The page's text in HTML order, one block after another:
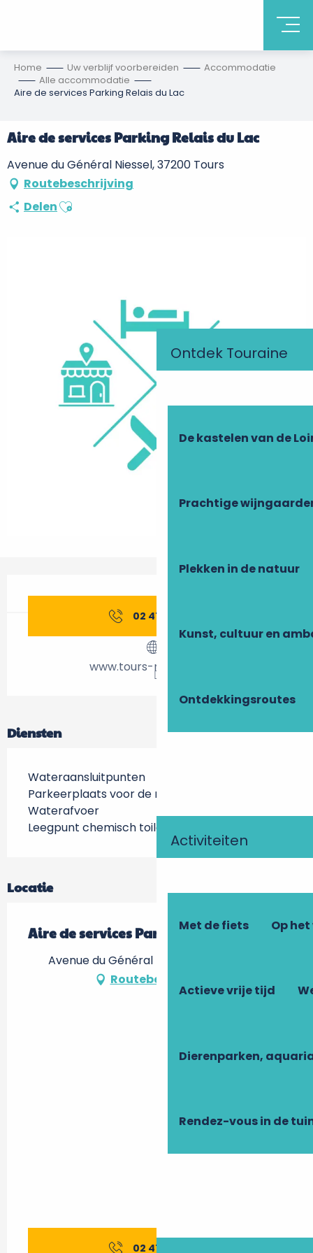
Ontdek Touraine
De kastelen van de
Prachtige
Plekken in de natuur
Kunst, cultuur en
Ontdekkingsroutes
Activiteiten
Met de fiets Op
Actieve vrije tijd
Dierenparken,
Rendez-vous in de
Home Uw verblijf voorbereiden
Accommodatie
Alle accommodatie
Aire de services Parking Relais du Lac
Aire de services Parking Relais du Lac
Avenue du Général Niessel, 37200 Tours
Routebeschrijving
DelenAjouter aux favoris
02 47 80 11
www.tours-metropole.fr
Diensten
Wateraansluitpunten
Parkeerplaats voor de nacht
Waterafvoer
Leegpunt chemisch toilet
Locatie
Aire de services Parking Relais du Lac
Avenue du Général Niessel, 37200 Tours
Routebeschrijving
02 47 80 11